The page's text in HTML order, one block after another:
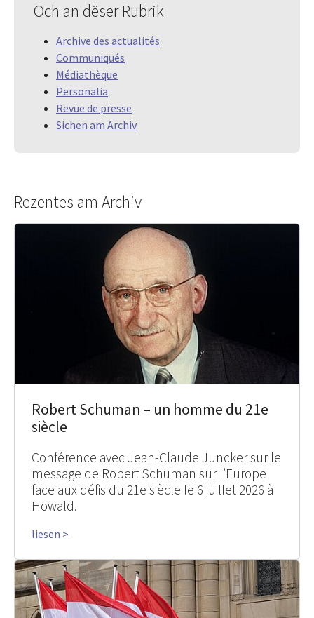
Och an dëser Rubrik
Archive des actualités
Communiqués
Médiathèque
Personalia
Revue de presse
Sichen am Archiv
Rezentes am Archiv
Robert Schuman – un homme du 21e
siècle
Conférence avec Jean-Claude Juncker sur le
message de Robert Schuman sur l’Europe
face aux défis du 21e siècle le 6 juillet 2026 à
Howald.
liesen >